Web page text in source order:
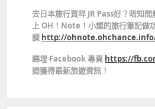
去日本旅行買咩 JR Pass好？唔知
上 OH！Note！小燦的旅行筆記做
課 http://
睇埋 Facebook 專頁 https://
間獲得最新旅遊資訊！